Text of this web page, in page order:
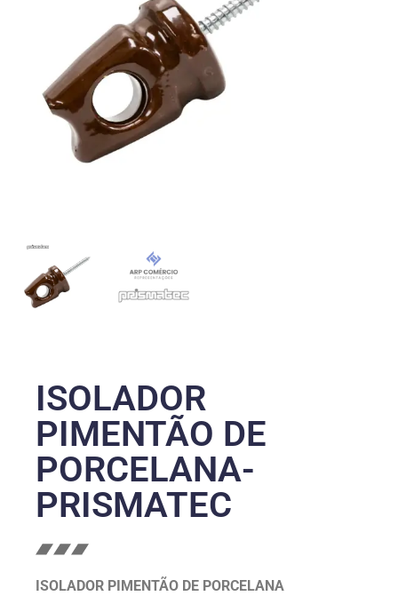
ISOLADOR
PIMENTÃO DE
PORCELANA-
PRISMATEC
ISOLADOR PIMENTÃO DE PORCELANA